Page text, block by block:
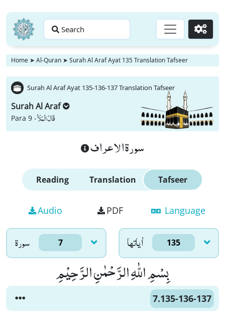
Search Go
Home ➤ Al-Quran ➤ Surah Al Araf Ayat 135 Translation Tafseer
Surah Al Araf Ayat 135-136-137 Translation Tafseer
Surah Al Araf
Para 9 -قَالَ الْمَلَاُ
سورة الاعراف
Reading Translation Tafseer
Audio PDF Language
سورۃ 7 اٰياتها 135
بِسْمِ اللّٰهِ الرَّحْمٰنِ الرَّحِیْمِ
7.135-136-137